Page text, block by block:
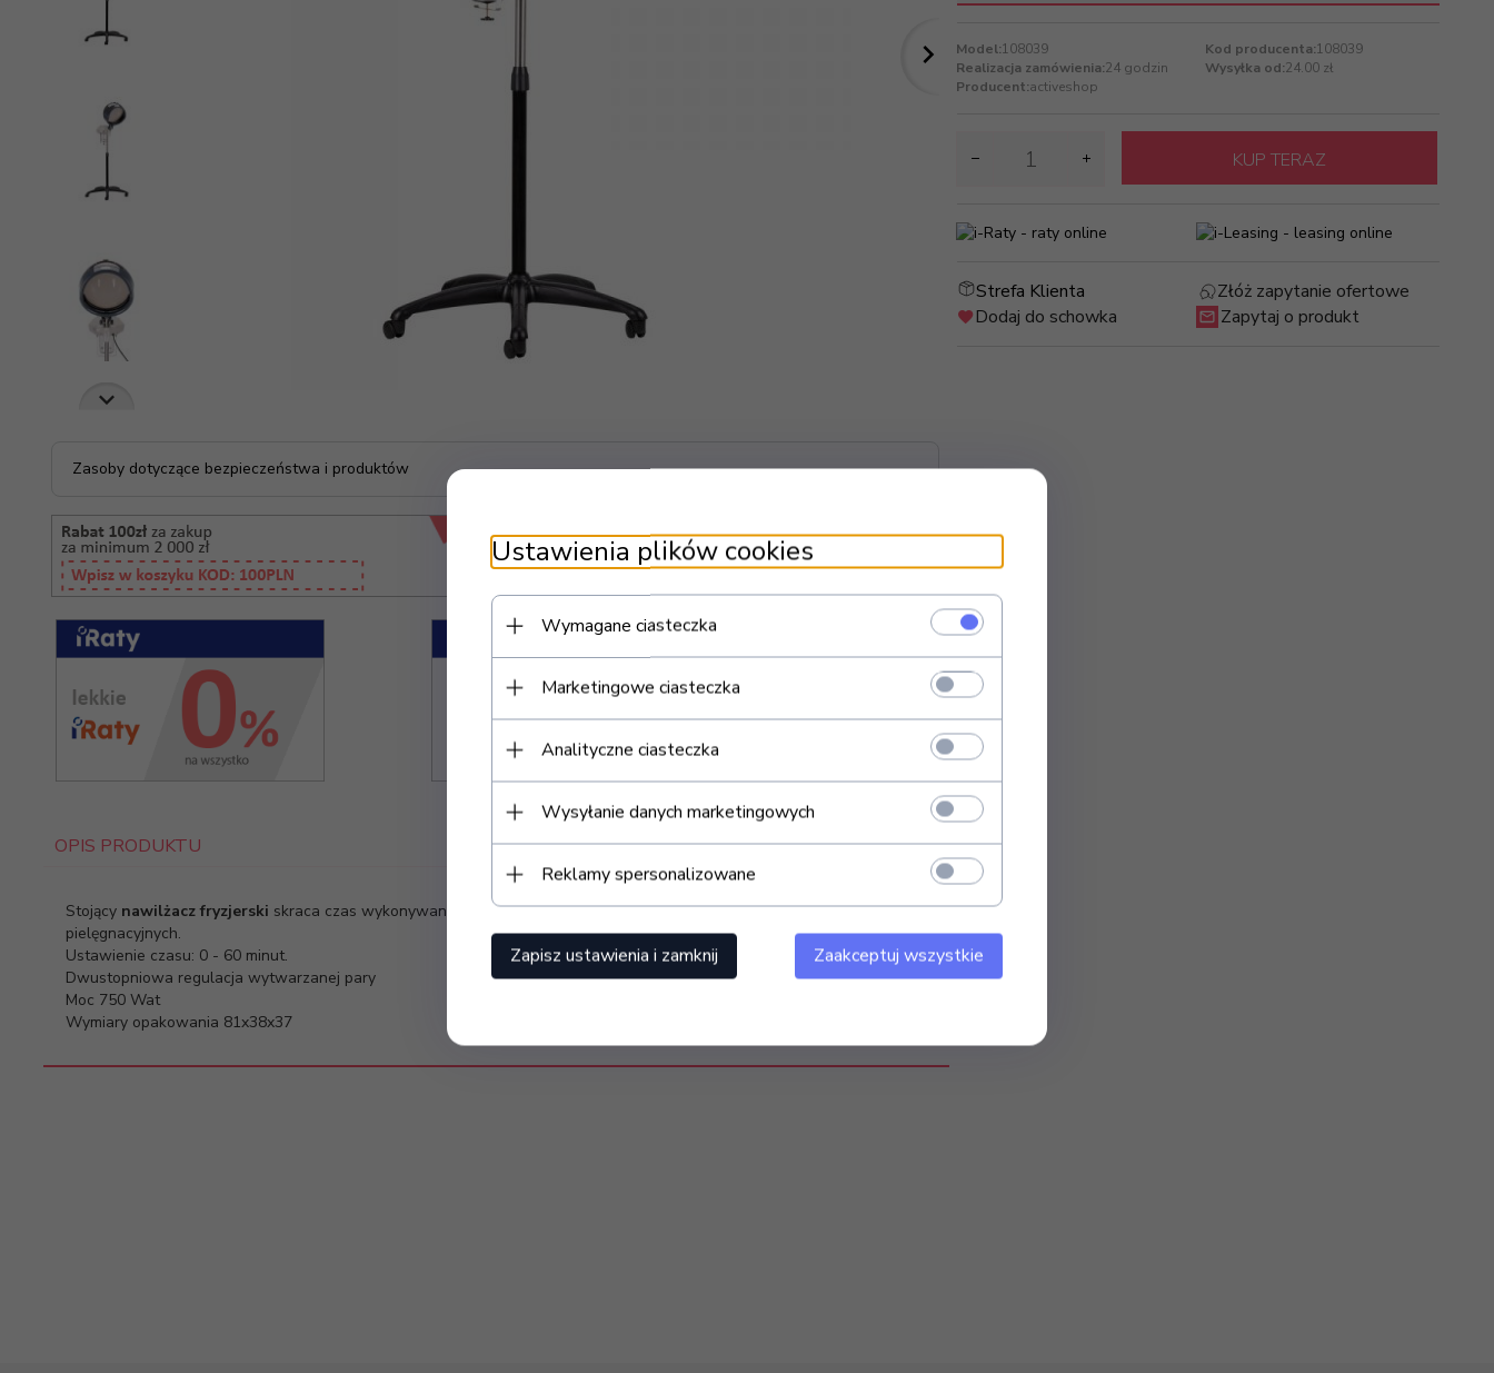
Zasoby dotyczące bezpieczeństwa i produktów
OPIS PRODUKTU
Stojący nawilżacz fryzjerski skraca czas wykonywanych zabiegów chemicznych i wspomaga działanie preparatów
pielęgnacyjnych.
Ustawienie czasu: 0 - 60 minut.
Dwustopniowa regulacja wytwarzanej pary
Moc 750 Wat
Wymiary opakowania 81x38x37
Model:108039 Kod producenta:108039
Realizacja zamówienia:24 godzin Wysyłka od:24.00 zł
Producent:activeshop
KUP TERAZ
Strefa Klienta
Złóż zapytanie ofertowe
Dodaj do schowka
Zapytaj o produkt
Ustawienia plików cookies
Wymagane ciasteczka
Marketingowe ciasteczka
Analityczne ciasteczka
Wysyłanie danych marketingowych
Reklamy spersonalizowane
Zapisz ustawienia i zamknij Zaakceptuj wszystkie